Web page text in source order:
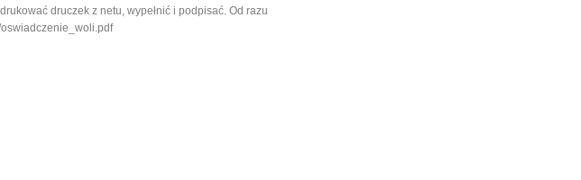
druczek z netu, wypełnić i podpisać. Od razu